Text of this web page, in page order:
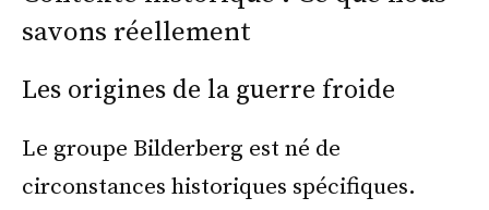
savons réellement
Les origines de la guerre froide
Le groupe Bilderberg est né de
circonstances historiques spécifiques.